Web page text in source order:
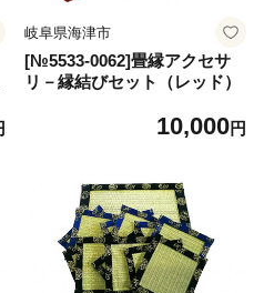
岐阜県海津市
[№5533-0062]畳縁アクセサ
リ－縁結びセット（レッド）
10,000円